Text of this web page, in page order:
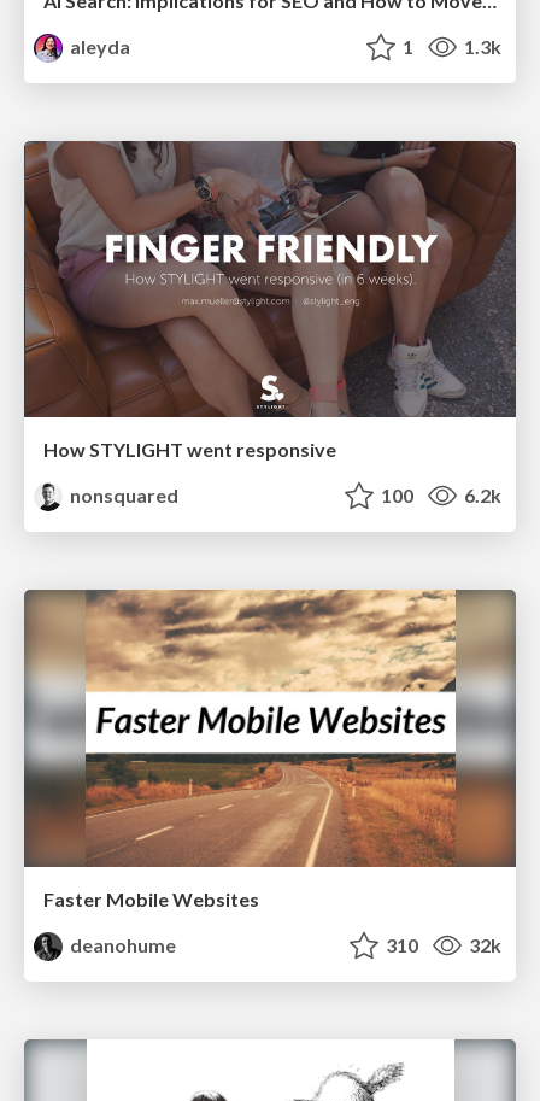
aleyda
1 1.3k
How STYLIGHT went responsive
nonsquared
100 6.2k
Faster Mobile Websites
deanohume
310 32k